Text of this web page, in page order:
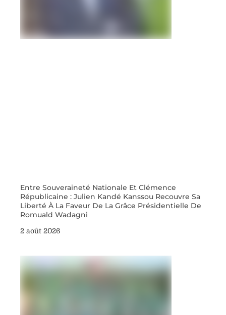
Entre Souveraineté Nationale Et Clémence
Républicaine : Julien Kandé Kanssou Recouvre Sa
Liberté À La Faveur De La Grâce Présidentielle De
Romuald Wadagni
2 août 2026